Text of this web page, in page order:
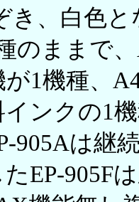
き、白色
のままで
1機種、
ンクの1
905Aは継
EP-905F